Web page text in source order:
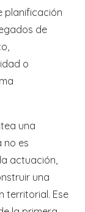
planificación
de
o
una
no es
actuación,
una
territorial. Ese